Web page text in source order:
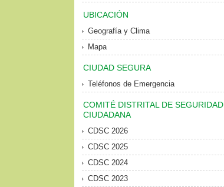
UBICACIÓN
Geografía y Clima
Mapa
CIUDAD SEGURA
Teléfonos de Emergencia
COMITÉ DISTRITAL DE SEGURIDAD
CIUDADANA
CDSC 2026
CDSC 2025
CDSC 2024
CDSC 2023